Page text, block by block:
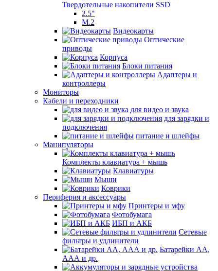
Твердотельные накопители SSD
2.5"
M.2
Видеокарты
Оптические
приводы
Корпуса
Блоки питания
Адаптеры и
контроллеры
Мониторы
Кабели и переходники
для видео и звука
для зарядки и
подключения
питание и шлейфы
Манипуляторы
Комплекты клавиатура + мышь
Клавиатуры
Мыши
Коврики
Периферия и аксессуары
Принтеры и мфу
Фотобумага
ИБП и АКБ
Сетевые
фильтры и удлинители
Батарейки АА,
ААА и др.